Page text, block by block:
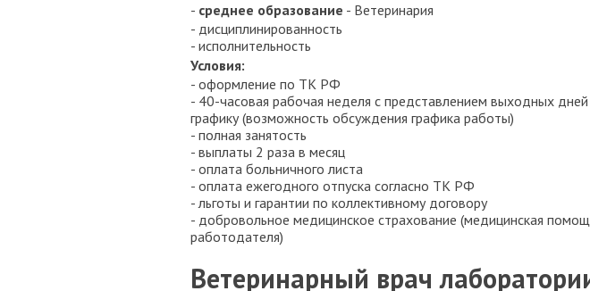
​​​​​​- среднее образование - Ветеринария
- дисциплинированность
- исполнительность
Условия:
​​​​​​- оформление по ТК РФ
- 40-часовая рабочая неделя с представлением выходных
графику (возможность обсуждения графика работы)
- полная занятость
- выплаты 2 раза в месяц
- оплата больничного листа
- оплата ежегодного отпуска согласно ТК РФ
- льготы и гарантии по коллективному договору
- добровольное медицинское страхование (медицинская
работодателя)
Ветеринарный врач